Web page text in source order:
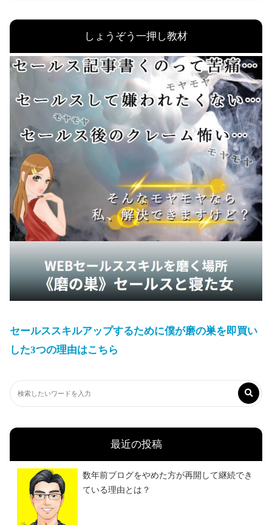
しょうぞう一押し教材
セールススキルアップするために僕が磨の巣を即買い
した3つの理由はこちら
最近の投稿
数年前ブログをやめた方が再開して継続でき
ている理由とは？